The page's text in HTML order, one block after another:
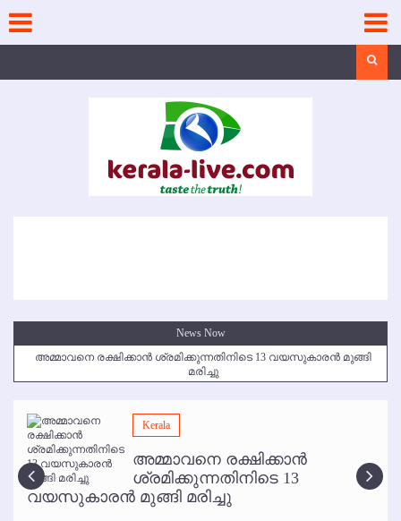
content
News Now
അമ്മാവനെ രക്ഷിക്കാന്‍ ശ്രമിക്കുന്നതിനിടെ 13 വയസുകാരന്‍ മുങ്ങി
മരിച്ചു
മമ്പുറം ആണ്ടു നേര്‍ച്ച ജൂണ്‍ 17 മുതല്‍
ഇനി രമേശ് പിഷാരടി സ്റ്റേജ് ഷോകള്‍ക്ക് ഇല്ല
കോഴിക്കോട് വിമാനത്താവളത്തില്‍ അനധികൃത പാര്‍ക്കിംഗ് പിരിവ് :
പരാതി തള്ളി
Kerala
അമ്മാവനെ രക്ഷിക്കാന്‍
ശ്രമിക്കുന്നതിനിടെ 13
വയസുകാരന്‍ മുങ്ങി മരിച്ചു